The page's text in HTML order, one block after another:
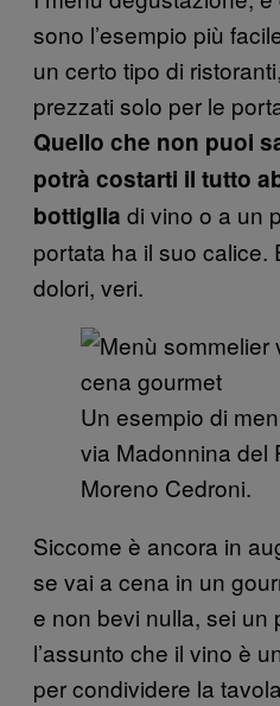
sono l’esempio più
un certo tipo di
prezzati solo per le
Quello che non puoi
potrà costarti il tutto
bottiglia di vino o a un
portata ha il suo calice.
dolori, veri.
Un esempio di
via Madonnina del
Moreno Cedroni.
Siccome è ancora in
se vai a cena in un
e non bevi nulla, sei un
l’assunto che il vino è
per condividere la